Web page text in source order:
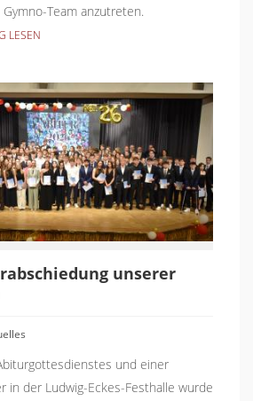
Team anzutreten.
LESEN
unserer
und einer
in der Ludwig-Eckes-Festhalle wurde